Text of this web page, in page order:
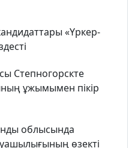
«Үркер-
Степногорскте
ұжымымен пікір
облысында
өзекті